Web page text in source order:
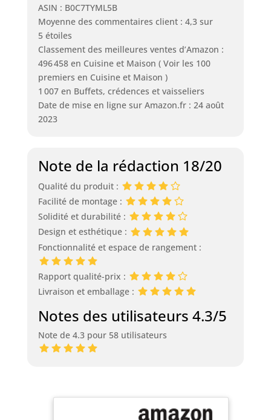
ASIN : B0C7TYML5B
Moyenne des commentaires client : 4,3 sur
5 étoiles
Classement des meilleures ventes d’Amazon :
496 458 en Cuisine et Maison ( Voir les 100
premiers en Cuisine et Maison )
1 007 en Buffets, crédences et vaisseliers
Date de mise en ligne sur Amazon.fr : 24 août
2023
Note de la rédaction 18/20
Qualité du produit :
Facilité de montage :
Solidité et durabilité :
Design et esthétique :
Fonctionnalité et espace de rangement :
Rapport qualité-prix :
Livraison et emballage :
Notes des utilisateurs 4.3/5
Note de 4.3 pour 58 utilisateurs